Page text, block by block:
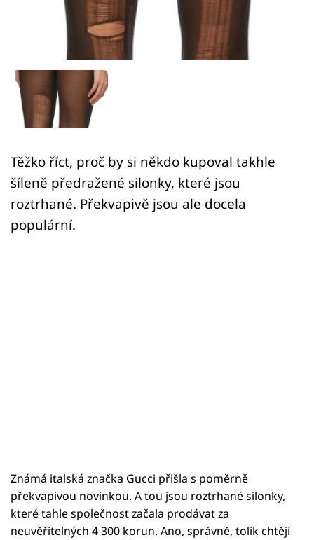
Sledujte prima+
Přihlášení
Sledujte nás
Těžko říct, proč by si někdo kupoval takhle
šíleně předražené silonky, které jsou
roztrhané. Překvapivě jsou ale docela
populární.
Známá italská značka Gucci přišla s poměrně
překvapivou novinkou. A tou jsou roztrhané silonky,
které tahle společnost začala prodávat za
neuvěřitelných 4 300 korun. Ano, správně, tolik chtějí